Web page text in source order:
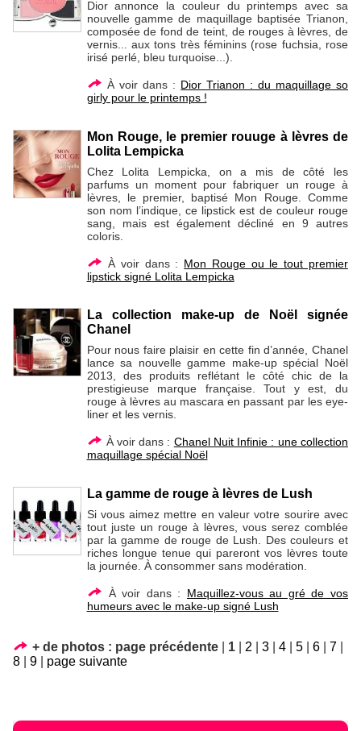
Dior annonce la couleur du printemps avec sa
nouvelle gamme de maquillage baptisée Trianon,
composée de fond de teint, de rouges à lèvres, de
vernis... aux tons très féminins (rose fuchsia, rose
irisé perlé, bleu turquoise...).
À voir dans : Dior Trianon : du maquillage so
girly pour le printemps !
Mon Rouge, le premier rouuge à lèvres de
Lolita Lempicka
Chez Lolita Lempicka, on a mis de côté les
parfums un moment pour fabriquer un rouge à
lèvres, le premier, baptisé Mon Rouge. Comme
son nom l’indique, ce lipstick est de couleur rouge
sang, mais est également décliné en 9 autres
coloris.
À voir dans : Mon Rouge ou le tout premier
lipstick signé Lolita Lempicka
La collection make-up de Noël signée
Chanel
Pour nous faire plaisir en cette fin d’année, Chanel
lance sa nouvelle gamme make-up spécial Noël
2013, des produits reflétant le côté chic de la
prestigieuse marque française. Tout y est, du
rouge à lèvres au mascara en passant par les eye-
liner et les vernis.
À voir dans : Chanel Nuit Infinie : une collection
maquillage spécial Noël
La gamme de rouge à lèvres de Lush
Si vous aimez mettre en valeur votre sourire avec
tout juste un rouge à lèvres, vous serez comblée
par la gamme de rouge de Lush. Des couleurs et
riches longue tenue qui pareront vos lèvres toute
la journée. À consommer sans modération.
À voir dans : Maquillez-vous au gré de vos
humeurs avec le make-up signé Lush
+ de photos : page précédente 1 2 3 4 5 6 7
8
9 page suivante